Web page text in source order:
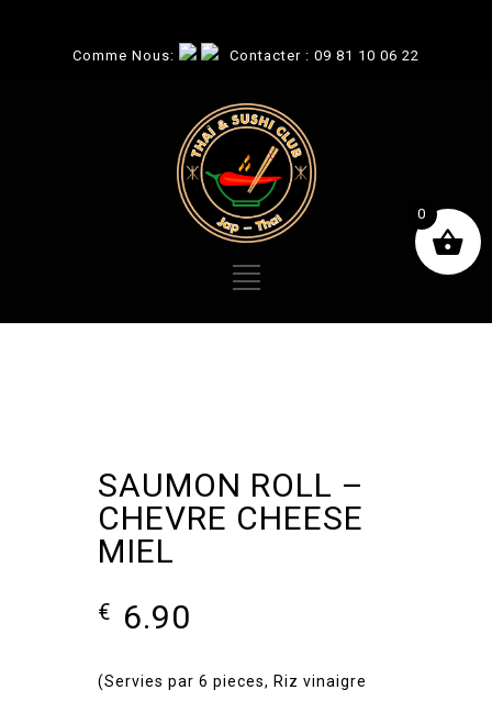
Comme Nous: Contacter : 09 81 10 06 22
SAUMON ROLL –
CHEVRE CHEESE
MIEL
€ 6.90
(Servies par 6 pieces, Riz vinaigre
0